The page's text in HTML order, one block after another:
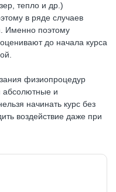
тепло и др.)
в ряде случаев
Именно поэтому
до начала курса
физиопроцедур
абсолютные и
начинать курс без
воздействие даже при